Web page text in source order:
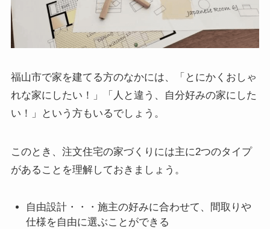
福山市で家を建てる方のなかには、「とにかくおしゃ
れな家にしたい！」「人と違う、自分好みの家にした
い！」という方もいるでしょう。
このとき、注文住宅の家づくりには主に2つのタイプ
があることを理解しておきましょう。
自由設計・・・施主の好みに合わせて、間取りや
仕様を自由に選ぶことができる